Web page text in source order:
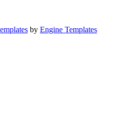
by Engine Templates